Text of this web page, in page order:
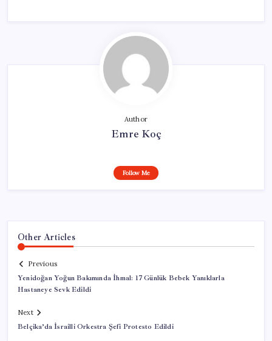
Author
Emre Koç
Follow Me
Other Articles
Previous
Yenidoğan Yoğun Bakımında İhmal: 17 Günlük Bebek Yanıklarla
Hastaneye Sevk Edildi
Next
Belçika’da İsrailli Orkestra Şefi Protesto Edildi